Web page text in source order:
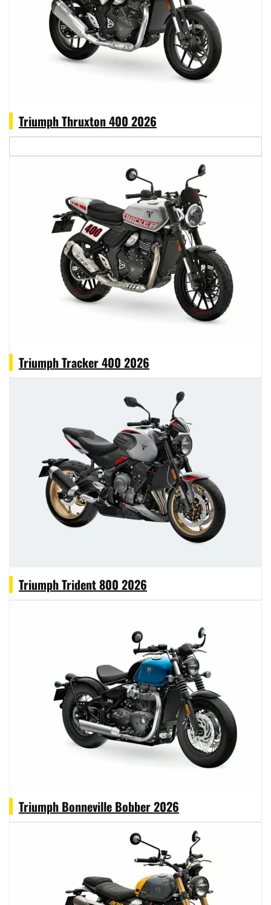
Triumph Thruxton 400 2026
Triumph Tracker 400 2026
Triumph Trident 800 2026
Triumph Bonneville Bobber 2026